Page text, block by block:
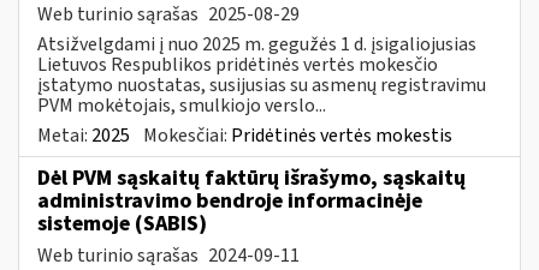
Web turinio sąrašas 2025-08-29
Atsižvelgdami į nuo 2025 m. gegužės 1 d. įsigaliojusias
Lietuvos Respublikos pridėtinės vertės mokesčio
įstatymo nuostatas, susijusias su asmenų registravimu
PVM mokėtojais, smulkiojo verslo...
Metai: 2025 Mokesčiai: Pridėtinės vertės mokestis
Dėl PVM sąskaitų faktūrų išrašymo, sąskaitų
administravimo bendroje informacinėje
sistemoje (SABIS)
Web turinio sąrašas 2024-09-11